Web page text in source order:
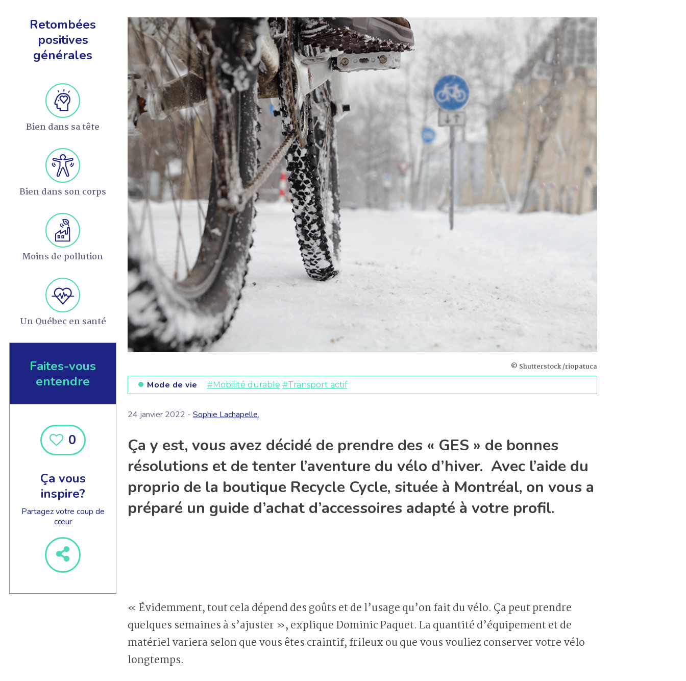
EN SAVOIR +
Retombées
positives
générales
Bien dans sa tête
Bien dans son corps
Moins de pollution
Un Québec en santé
Faites-vous
entendre
0
Ça vous
inspire?
Partagez votre coup de
cœur
© Shutterstock /riopatuca
Mode de vie #Mobilité durable #Transport actif
24 janvier 2022 - Sophie Lachapelle,
Ça y est, vous avez décidé de prendre des « GES » de bonnes
résolutions et de tenter l’aventure du vélo d’hiver. Avec l’aide du
proprio de la boutique Recycle Cycle, située à Montréal, on vous a
préparé un guide d’achat d’accessoires adapté à votre profil.
« Évidemment, tout cela dépend des goûts et de l’usage qu’on fait du vélo. Ça peut prendre
quelques semaines à s’ajuster », explique Dominic Paquet. La quantité d’équipement et de
matériel variera selon que vous êtes craintif, frileux ou que vous vouliez conserver votre vélo
longtemps.